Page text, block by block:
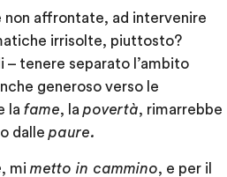
non affrontate, ad intervenire
irrisolte, piuttosto?
tenere separato l’ambito
generoso verso le
la fame, la povertà, rimarrebbe
dalle paure.
, mi metto in cammino, e per il